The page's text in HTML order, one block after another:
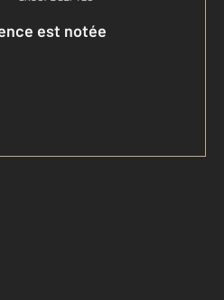
est notée